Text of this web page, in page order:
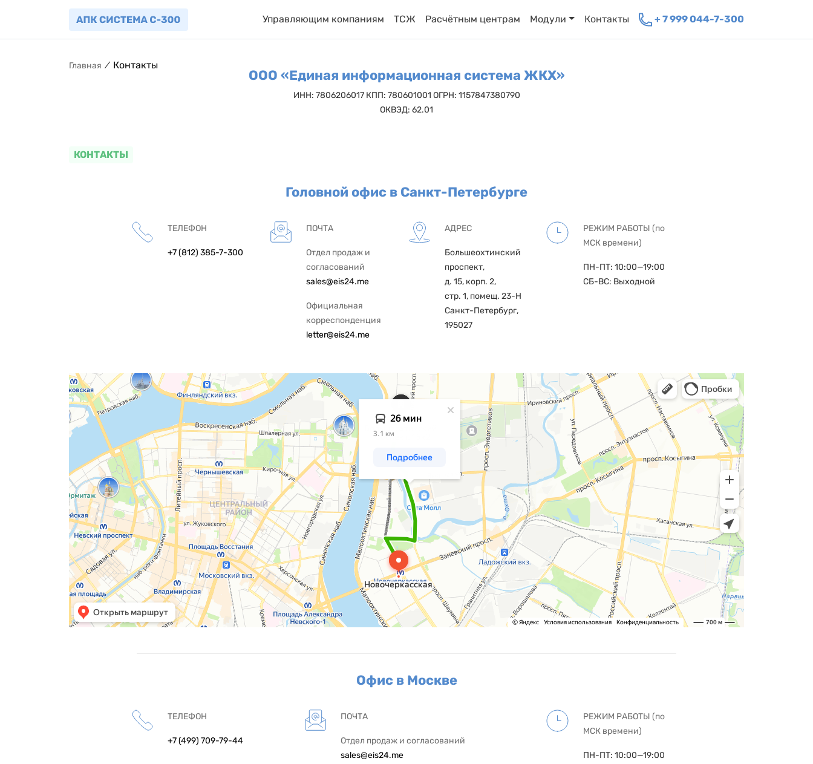
Управляющим компаниям ТСЖ Расчётным центрам Модули Контакты + 7 999 044-7-300
Главная ⁄ Контакты
ООО «Единая информационная система ЖКХ»
ИНН: 7806206017 КПП: 780601001 ОГРН: 1157847380790
ОКВЭД: 62.01
КОНТАКТЫ
Головной офис в Санкт-Петербурге
ТЕЛЕФОН
+7 (812) 385-7-300
ПОЧТА
Отдел продаж и
согласований
sales@eis24.me
Официальная
корреспонденция
letter@eis24.me
АДРЕС
Большеохтинский
проспект,
д. 15, корп. 2,
стр. 1, помещ. 23-Н
Санкт-Петербург,
195027
РЕЖИМ РАБОТЫ (по
МСК времени)
ПН-ПТ: 10:00—19:00
СБ-ВС: Выходной
Санкт‑Петербург
Яндекс Карты
Офис в Москве
ТЕЛЕФОН
+7 (499) 709-79-44
ПОЧТА
Отдел продаж и согласований
sales@eis24.me
РЕЖИМ РАБОТЫ (по
МСК времени)
ПН-ПТ: 10:00—19:00